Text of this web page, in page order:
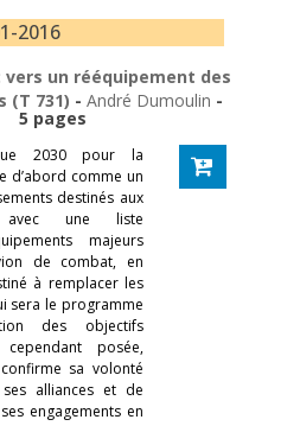
2016
vers un rééquipement des
(T 731) - André Dumoulin -
5 pages
2030 pour la
d’abord comme un
destinés aux
avec une liste
majeurs
de combat, en
à remplacer les
sera le programme
des objectifs
posée,
sa volonté
alliances et de
engagements en